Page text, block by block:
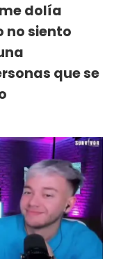
dolía
no siento
que se